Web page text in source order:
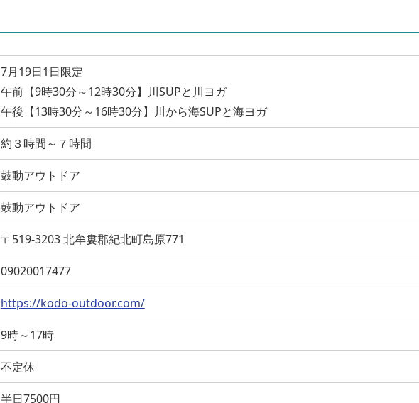
7月19日1日限定
午前【9時30分～12時30分】川SUPと川ヨガ
午後【13時30分～16時30分】川から海SUPと海ヨガ
約３時間～７時間
鼓動アウトドア
鼓動アウトドア
〒519-3203 北牟婁郡紀北町島原771
09020017477
https://kodo-outdoor.com/
9時～17時
不定休
半日7500円